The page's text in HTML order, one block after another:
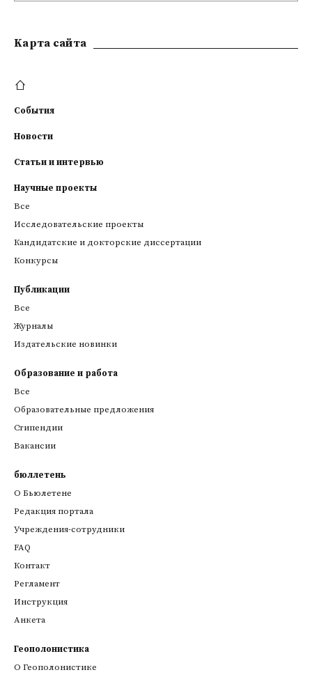
Kарта сайта
События
Новости
Статьи и интервью
Научные проекты
Все
Исследовательские проекты
Кандидатские и докторские диссертации
Конкурсы
Публикации
Все
Журналы
Издательские новинки
Образование и работа
Все
Образовательные предложения
Стипендии
Вакансии
бюллетень
О Бьюлетене
Редакция портала
Учреждения-сотрудники
FAQ
Контакт
Регламент
Инструкция
Анкета
Геополонистика
О Геополонистике